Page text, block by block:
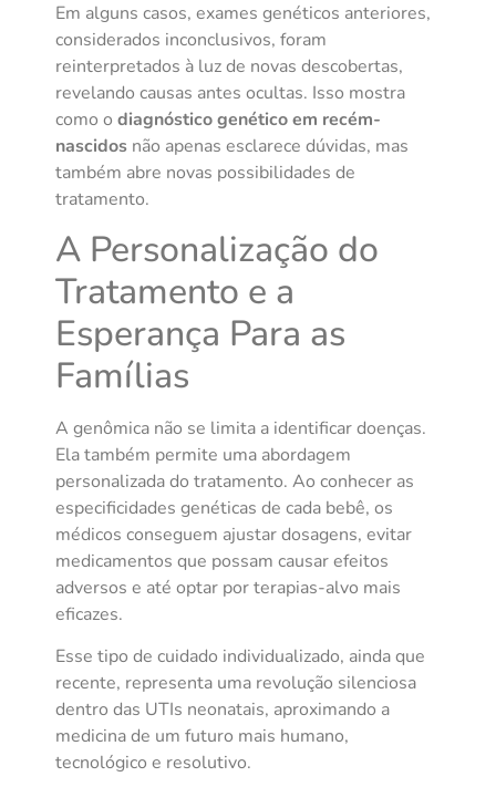
Em alguns casos, exames genéticos anteriores,
considerados inconclusivos, foram
reinterpretados à luz de novas descobertas,
revelando causas antes ocultas. Isso mostra
como o diagnóstico genético em recém-
nascidos não apenas esclarece dúvidas, mas
também abre novas possibilidades de
tratamento.
A Personalização do
Tratamento e a
Esperança Para as
Famílias
A genômica não se limita a identificar doenças.
Ela também permite uma abordagem
personalizada do tratamento. Ao conhecer as
especificidades genéticas de cada bebê, os
médicos conseguem ajustar dosagens, evitar
medicamentos que possam causar efeitos
adversos e até optar por terapias-alvo mais
eficazes.
Esse tipo de cuidado individualizado, ainda que
recente, representa uma revolução silenciosa
dentro das UTIs neonatais, aproximando a
medicina de um futuro mais humano,
tecnológico e resolutivo.